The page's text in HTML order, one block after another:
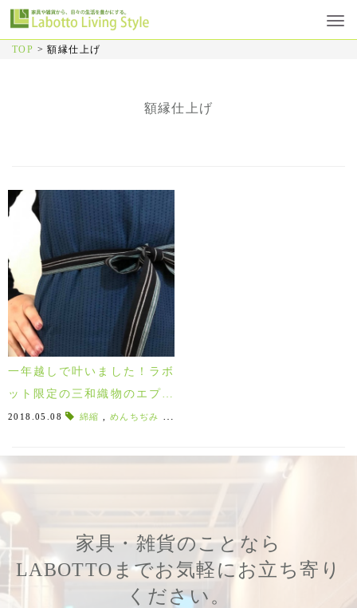
TOP >額縁仕上げ
額縁仕上げ
一年越しで叶いました！ラボ
ット限定の三和織物のエプロ
ンが入荷しました！
2018.05.08 綿縮 めんちぢみ
家具・雑貨のことなら
LABOTTOまでお気軽にお立ち寄り
ください。